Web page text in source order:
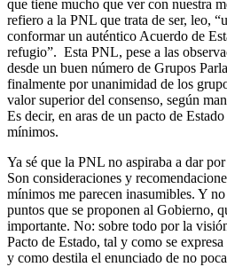
que tiene mucho que ver con nuestra
refiero a la PNL que trata de ser, leo,
conformar un auténtico Acuerdo de
refugio”. Esta PNL, pese a las
desde un buen número de Grupos
finalmente por unanimidad de los
valor superior del consenso, según
Es decir, en aras de un pacto de
mínimos.
Ya sé que la PNL no aspiraba a dar
Son consideraciones y
mínimos me parecen inasumibles. Y
puntos que se proponen al Gobierno,
importante. No: sobre todo por la
Pacto de Estado, tal y como se
y como destila el enunciado de no